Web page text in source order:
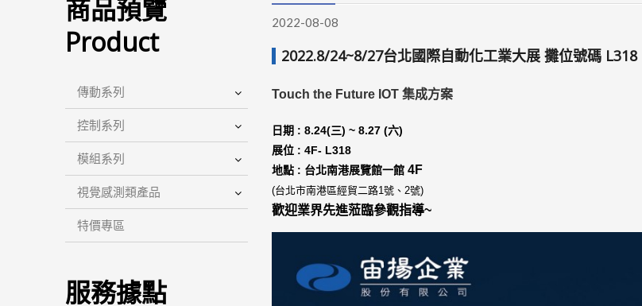
商品預覽
Product
傳動系列
控制系列
模組系列
視覺感測類產品
特價專區
服務據點
2022-08-08
2022.8/24~8/27台北國際自動化工業大展 攤位號碼 L318
Touch the Future IOT 集成方案
日期 : 8.24(三) ~ 8.27 (六)
展位 : 4F- L318
地點 : 台北南港展覽館一館 4F
(台北市南港區經貿二路1號、2號)
歡迎業界先進蒞臨參觀指導~